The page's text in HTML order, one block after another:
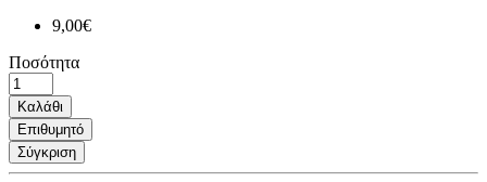
9,00€
Ποσότητα
Καλάθι
Επιθυμητό
Σύγκριση